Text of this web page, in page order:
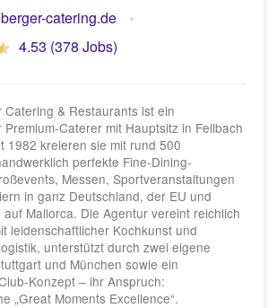
catering.de
4.53 (378 Jobs)
Catering & Restaurants ist ein
Caterer mit Hauptsitz in Fellbach
1982 kreieren sie mit rund 500
perfekte Fine-Dining-
Messen, Sportveranstaltungen
in ganz Deutschland, der EU und
auf Mallorca. Die Agentur vereint reichlich
leidenschaftlicher Kochkunst und
unterstützt durch zwei eigene
und München sowie ein
– ihr Anspruch:
„Great Moments Excellence“.